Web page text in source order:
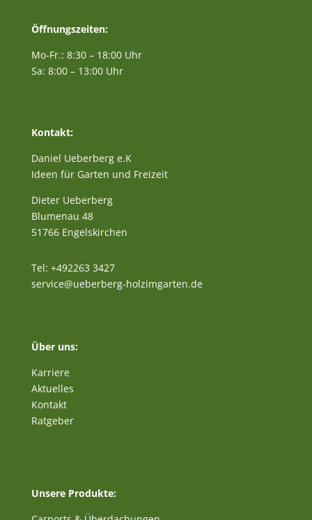
Öffnungszeiten:
Mo-Fr.: 8:30 – 18:00 Uhr
Sa: 8:00 – 13:00 Uhr
Kontakt:
Daniel Ueberberg e.K
Ideen für Garten und Freizeit
Dieter Ueberberg
Blumenau 48
51766 Engelskirchen
Tel: +492263 3427
service@ueberberg-holzimgarten.de
Über uns:
Karriere
Aktuelles
Kontakt
Ratgeber
Unsere Produkte: